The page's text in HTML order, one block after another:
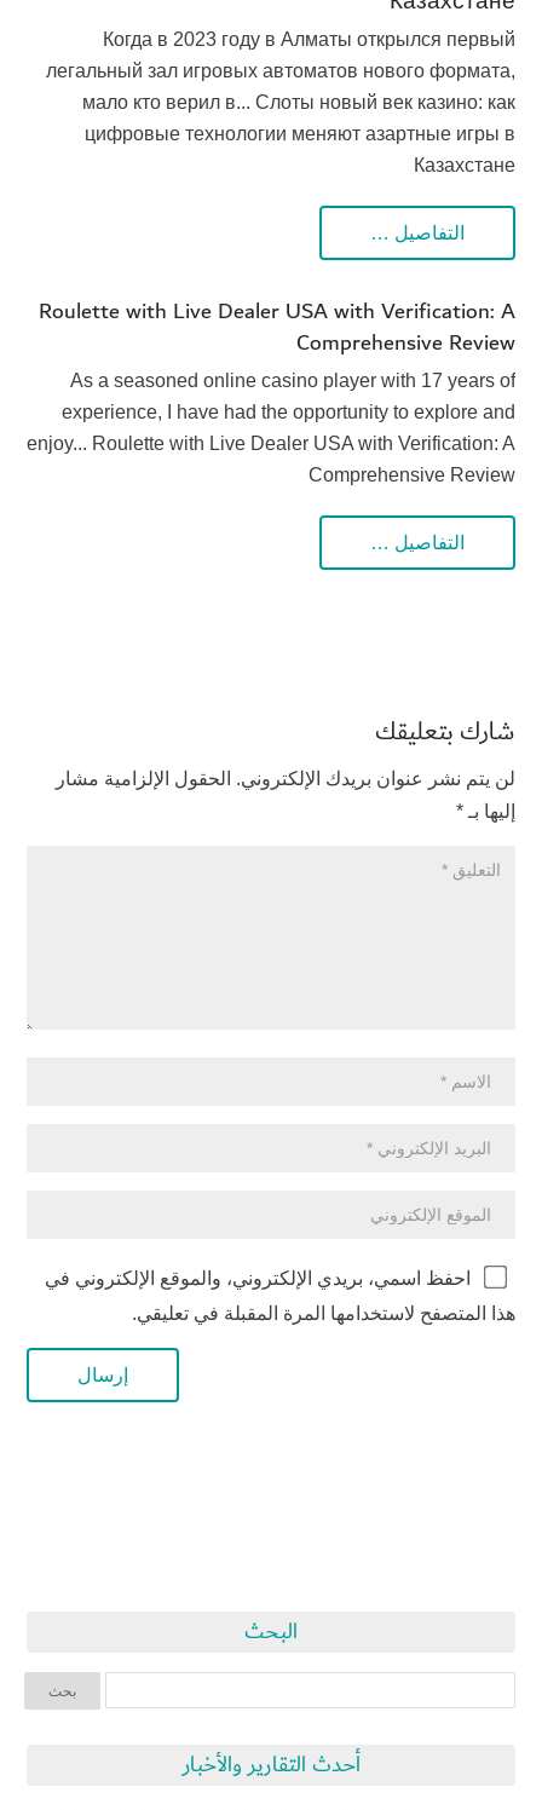
Когда в 2023 году в Алматы открылся первый
легальный зал игровых автоматов нового формата,
мало кто верил в... Слоты новый век казино: как
цифровые технологии меняют азартные игры в
Казахстане
التفاصيل …
Roulette with Live Dealer USA with Verification: A
Comprehensive Review
As a seasoned online casino player with 17 years of
experience, I have had the opportunity to explore and
enjoy... Roulette with Live Dealer USA with Verification: A
Comprehensive Review
التفاصيل …
شارك بتعليقك
لن يتم نشر عنوان بريدك الإلكتروني. الحقول الإلزامية مشار
إليها بـ *
احفظ اسمي، بريدي الإلكتروني، والموقع الإلكتروني في
هذا المتصفح لاستخدامها المرة المقبلة في تعليقي.
البحث
أحدث التقارير والأخبار